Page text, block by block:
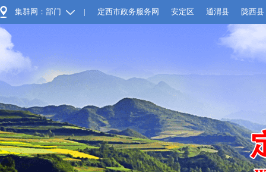
集群网：部门 | 定西市政务服务网 安定区 通渭县 陇西县